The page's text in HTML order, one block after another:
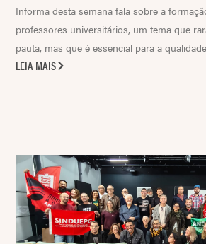
Informa desta semana fala sobre a
professores universitários, um tema que
pauta, mas que é essencial para a
LEIA MAIS